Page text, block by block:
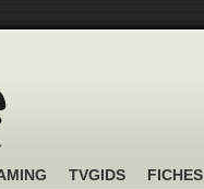
TVGIDS FICHES